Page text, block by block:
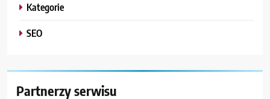
Kategorie
SEO
Partnerzy serwisu